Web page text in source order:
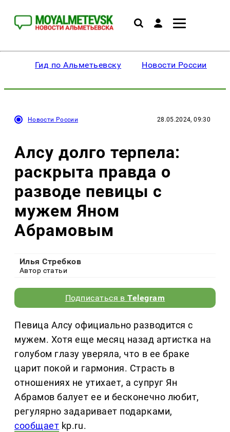
Гид по Альметьевску Новости России
Новости России 28.05.2024, 09:30
Алсу долго терпела:
раскрыта правда о
разводе певицы с
мужем Яном
Абрамовым
Илья Стребков
Автор статьи
Подписаться вTelegram
Певица Алсу официально разводится с
мужем. Хотя еще месяц назад артистка на
голубом глазу уверяла, что в ее браке
царит покой и гармония. Страсть в
отношениях не утихает, а супруг Ян
Абрамов балует ее и бесконечно любит,
регулярно задаривает подарками,
сообщает kp.ru.